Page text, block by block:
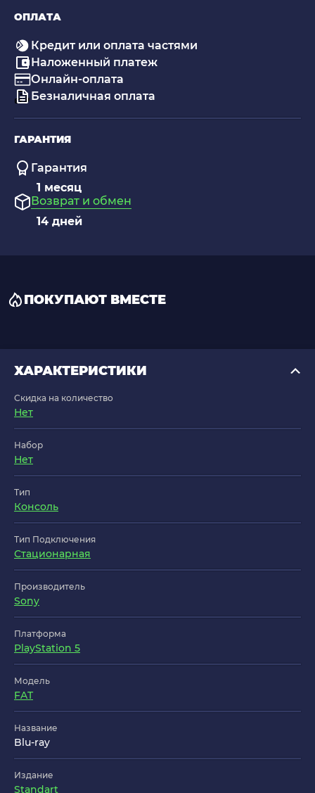
ОПЛАТА
Кредит или оплата частями
Наложенный платеж
Онлайн-оплата
Безналичная оплата
ГАРАНТИЯ
Гарантия
1 месяц
Возврат и обмен
14 дней
ПОКУПАЮТ ВМЕСТЕ
ХАРАКТЕРИСТИКИ
Скидка на количество
Нет
Набор
Нет
Тип
Консоль
Тип Подключения
Стационарная
Производитель
Sony
Платформа
PlayStation 5
Модель
FAT
Название
Blu-ray
Издание
Standart